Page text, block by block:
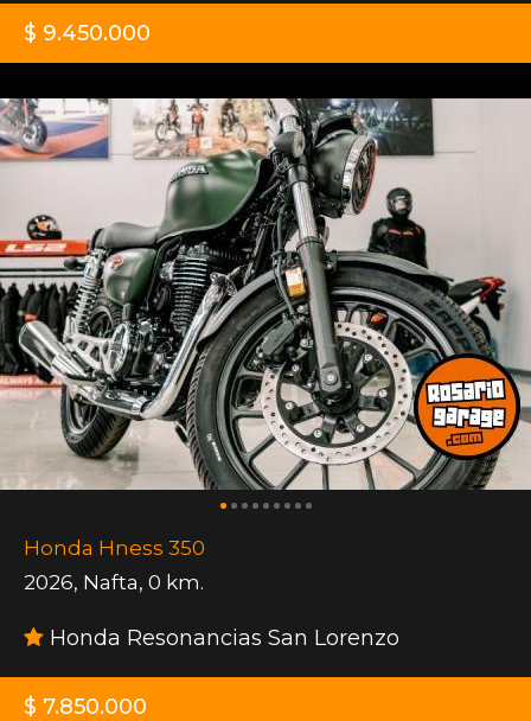
$ 9.450.000
Honda Hness 350
2026, Nafta, 0 km.
Honda Resonancias San Lorenzo
$ 7.850.000